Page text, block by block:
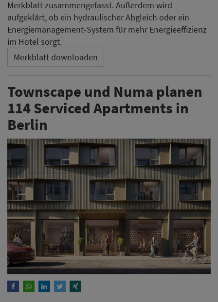
Merkblatt zusammengefasst. Außerdem wird
aufgeklärt, ob ein hydraulischer Abgleich oder ein
Energiemanagement-System für mehr Energieeffizienz
im Hotel sorgt.
Merkblatt downloaden
Townscape und Numa planen
114 Serviced Apartments in
Berlin